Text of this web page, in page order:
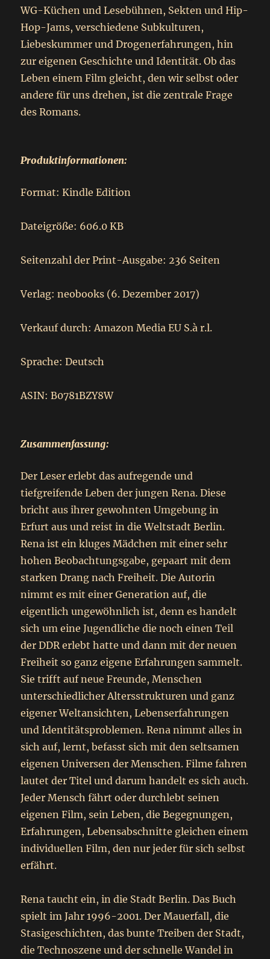
WG-Küchen und Lesebühnen, Sekten und Hip-
Hop-Jams, verschiedene Subkulturen,
Liebeskummer und Drogenerfahrungen, hin
zur eigenen Geschichte und Identität. Ob das
Leben einem Film gleicht, den wir selbst oder
andere für uns drehen, ist die zentrale Frage
des Romans.
Produktinformationen:
Format: Kindle Edition
Dateigröße: 606.0 KB
Seitenzahl der Print-Ausgabe: 236 Seiten
Verlag: neobooks (6. Dezember 2017)
Verkauf durch: Amazon Media EU S.à r.l.
Sprache: Deutsch
ASIN: B0781BZY8W
Zusammenfassung:
Der Leser erlebt das aufregende und
tiefgreifende Leben der jungen Rena. Diese
bricht aus ihrer gewohnten Umgebung in
Erfurt aus und reist in die Weltstadt Berlin.
Rena ist ein kluges Mädchen mit einer sehr
hohen Beobachtungsgabe, gepaart mit dem
starken Drang nach Freiheit. Die Autorin
nimmt es mit einer Generation auf, die
eigentlich ungewöhnlich ist, denn es handelt
sich um eine Jugendliche die noch einen Teil
der DDR erlebt hatte und dann mit der neuen
Freiheit so ganz eigene Erfahrungen sammelt.
Sie trifft auf neue Freunde, Menschen
unterschiedlicher Altersstrukturen und ganz
eigener Weltansichten, Lebenserfahrungen
und Identitätsproblemen. Rena nimmt alles in
sich auf, lernt, befasst sich mit den seltsamen
eigenen Universen der Menschen. Filme fahren
lautet der Titel und darum handelt es sich auch.
Jeder Mensch fährt oder durchlebt seinen
eigenen Film, sein Leben, die Begegnungen,
Erfahrungen, Lebensabschnitte gleichen einem
individuellen Film, den nur jeder für sich selbst
erfährt.
Rena taucht ein, in die Stadt Berlin. Das Buch
spielt im Jahr 1996-2001. Der Mauerfall, die
Stasigeschichten, das bunte Treiben der Stadt,
die Technoszene und der schnelle Wandel in